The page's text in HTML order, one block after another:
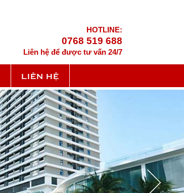
HOTLINE:
0768 519 688
Liên hệ để được tư vấn 24/7
LIÊN HỆ